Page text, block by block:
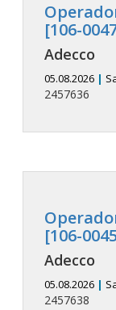
[106-
Adecco
05.08.2026 |
2457636
[106-
Adecco
05.08.2026 |
2457638